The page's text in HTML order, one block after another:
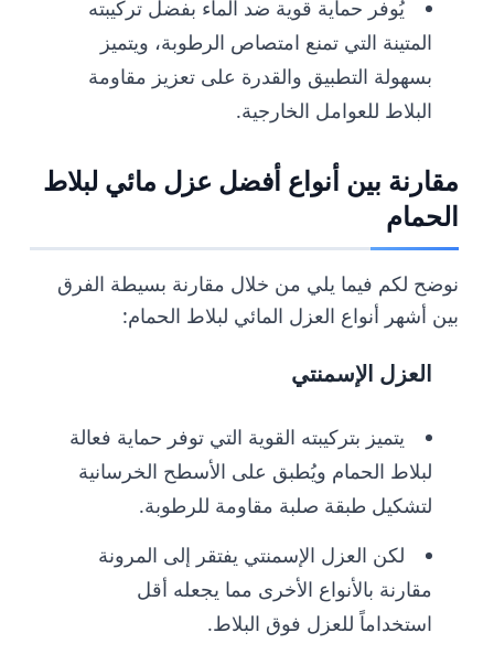
يُوفر حماية قوية ضد الماء بفضل تركيبته
المتينة التي تمنع امتصاص الرطوبة، ويتميز
بسهولة التطبيق والقدرة على تعزيز مقاومة
البلاط للعوامل الخارجية.
مقارنة بين أنواع أفضل عزل مائي لبلاط
الحمام
نوضح لكم فيما يلي من خلال مقارنة بسيطة الفرق
بين أشهر أنواع العزل المائي لبلاط الحمام:
العزل الإسمنتي
يتميز بتركيبته القوية التي توفر حماية فعالة
لبلاط الحمام ويُطبق على الأسطح الخرسانية
لتشكيل طبقة صلبة مقاومة للرطوبة.
لكن العزل الإسمنتي يفتقر إلى المرونة
مقارنة بالأنواع الأخرى مما يجعله أقل
استخداماً للعزل فوق البلاط.